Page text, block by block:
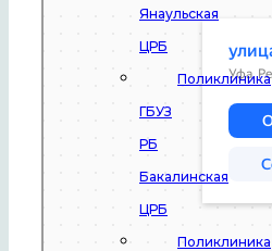
Янаульская
ЦРБ
Поликлиника
ГБУЗ
РБ
Бакалинская
ЦРБ
Поликлиника